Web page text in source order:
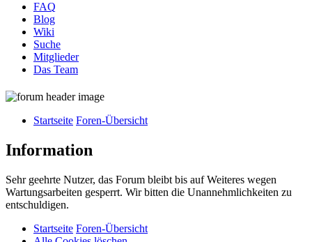
FAQ
Blog
Wiki
Suche
Mitglieder
Das Team
Startseite Foren-Übersicht
Information
Sehr geehrte Nutzer, das Forum bleibt bis auf Weiteres wegen
Wartungsarbeiten gesperrt. Wir bitten die Unannehmlichkeiten zu
entschuldigen.
Startseite Foren-Übersicht